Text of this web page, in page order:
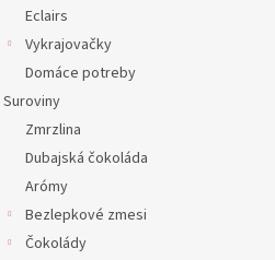
Eclairs
Vykrajovačky
Domáce potreby
Suroviny
Zmrzlina
Dubajská čokoláda
Arómy
Bezlepkové zmesi
Čokolády